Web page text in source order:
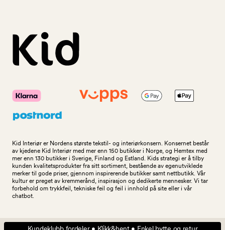
Kid Interiør er Nordens største tekstil- og interiørkonsern. Konsernet består
av kjedene Kid Interiør med mer enn 150 butikker i Norge, og Hemtex med
mer enn 130 butikker i Sverige, Finland og Estland. Kids strategi er å tilby
kunden kvalitetsprodukter fra sitt sortiment, bestående av egenutviklede
merker til gode priser, gjennom inspirerende butikker samt nettbutikk. Vår
kultur er preget av kremmerånd, inspirasjon og dedikerte mennesker. Vi tar
forbehold om trykkfeil, tekniske feil og feil i innhold på site eller i vår
chatbot.